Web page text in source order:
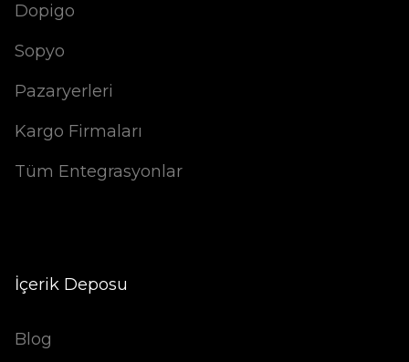
Dopigo
Sopyo
Pazaryerleri
Kargo Firmaları
Tüm Entegrasyonlar
İçerik Deposu
Blog